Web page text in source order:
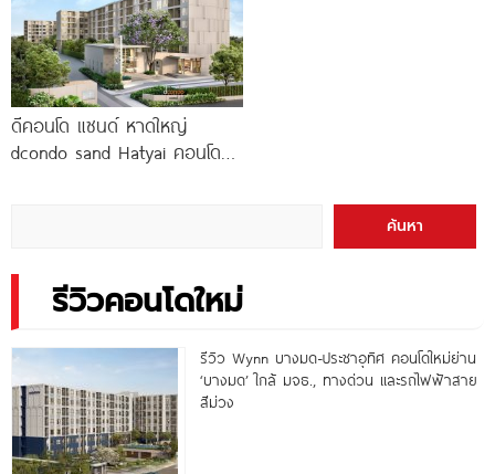
ดีคอนโด แซนด์ หาดใหญ่
dcondo sand Hatyai คอนโด
ค้นหา
รีวิวคอนโดใหม่
รีวิว Wynn บางมด-ประชาอุทิศ คอนโดใหม่ย่าน
‘บางมด’ ใกล้ มจธ., ทางด่วน และรถไฟฟ้าสาย
สีม่วง